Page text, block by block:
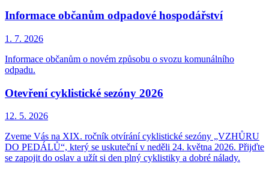
Informace občanům odpadové hospodářství
1. 7. 2026
Informace občanům o novém způsobu o svozu komunálního
odpadu.
Otevření cyklistické sezóny 2026
12. 5. 2026
Zveme Vás na XIX. ročník otvírání cyklistické sezóny „VZHŮRU
DO PEDÁLŮ“, který se uskuteční v neděli 24. května 2026. Přijďte
se zapojit do oslav a užít si den plný cyklistiky a dobré nálady.